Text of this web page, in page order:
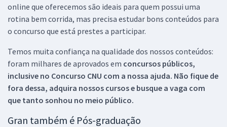
online que oferecemos são ideais para quem possui uma
rotina bem corrida, mas precisa estudar bons conteúdos para
o concurso que está prestes a participar.
Temos muita confiança na qualidade dos nossos conteúdos:
foram milhares de aprovados em concursos públicos,
inclusive no Concurso CNU com a nossa ajuda. Não fique de
fora dessa, adquira nossos cursos e busque a vaga com
que tanto sonhou no meio público.
Gran também é Pós-graduação